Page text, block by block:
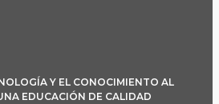
Y EL CONOCIMIENTO AL
EDUCACIÓN DE CALIDAD